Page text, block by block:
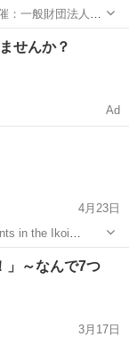
：一般財団法人
文部科学省「子
市・京都市教育委
せんか？
Ad
4月23日
」～なんで7つ
3月17日